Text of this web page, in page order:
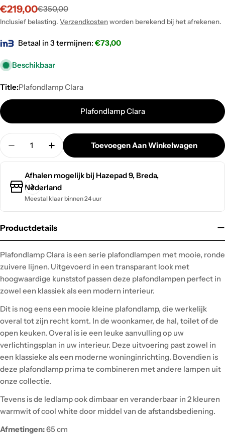
Verkoopprijs
€219,00
Normale
prijs
€350,00
Inclusief belasting. Verzendkostenworden berekend bij het afrekenen.
Betaal in 3 termijnen: €73,00
Beschikbaar
Title:Plafondlamp Clara
Plafondlamp Clara
Hoeveelheid
Hoeveelheid Verminderen Voor Plafondlamp Clara
Verhoog De Hoeveelheid Voor
Toevoegen Aan Winkelwagen
Afhalen mogelijk bij Hazepad 9, Breda,
Nederland
Meestal klaar binnen 24 uur
Productdetails
Plafondlamp Clara is een serie plafondlampen met mooie, ronde
zuivere lijnen. Uitgevoerd in een transparant look met
hoogwaardige kunststof passen deze plafondlampen perfect in
zowel een klassiek als een modern interieur.
Dit is nog eens een mooie kleine plafondlamp, die werkelijk
overal tot zijn recht komt. In de woonkamer, de hal, toilet of de
open keuken. Overal is ie een leuke aanvulling op uw
verlichtingsplan in uw interieur. Deze uitvoering past zowel in
een klassieke als een moderne woninginrichting. Bovendien is
deze plafondlamp prima te combineren met andere lampen uit
onze collectie.
Tevens is de ledlamp ook dimbaar en veranderbaar in 2 kleuren
warmwit of cool white door middel van de afstandsbediening.
Afmetingen:65 cm